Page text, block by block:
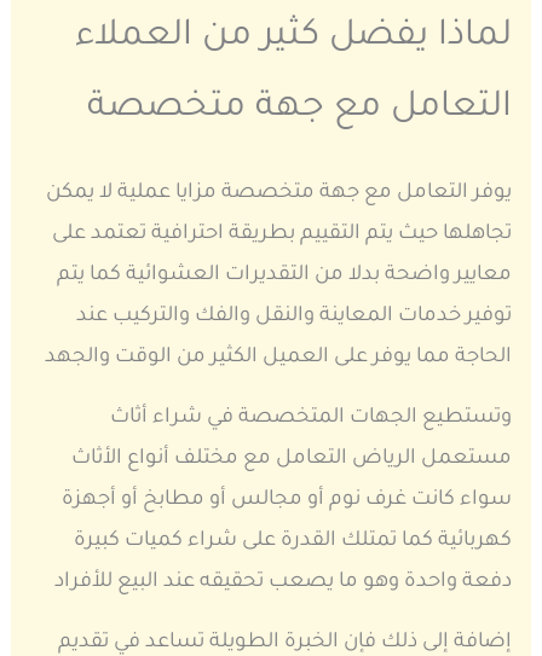
لماذا يفضل كثير من العملاء
التعامل مع جهة متخصصة
يوفر التعامل مع جهة متخصصة مزايا عملية لا يمكن
تجاهلها حيث يتم التقييم بطريقة احترافية تعتمد على
معايير واضحة بدلا من التقديرات العشوائية كما يتم
توفير خدمات المعاينة والنقل والفك والتركيب عند
الحاجة مما يوفر على العميل الكثير من الوقت والجهد
وتستطيع الجهات المتخصصة في شراء أثاث
مستعمل الرياض التعامل مع مختلف أنواع الأثاث
سواء كانت غرف نوم أو مجالس أو مطابخ أو أجهزة
كهربائية كما تمتلك القدرة على شراء كميات كبيرة
دفعة واحدة وهو ما يصعب تحقيقه عند البيع للأفراد
إضافة إلى ذلك فإن الخبرة الطويلة تساعد في تقديم